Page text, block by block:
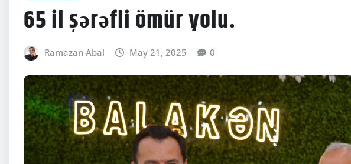
65 il şərəfli ömür yolu.
Ramazan Abal May 21, 2025 0